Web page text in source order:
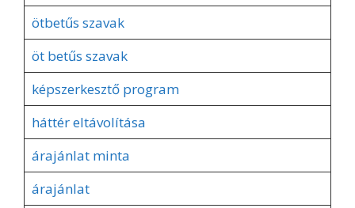
ötbetűs szavak
öt betűs szavak
képszerkesztő program
háttér eltávolítása
árajánlat minta
árajánlat